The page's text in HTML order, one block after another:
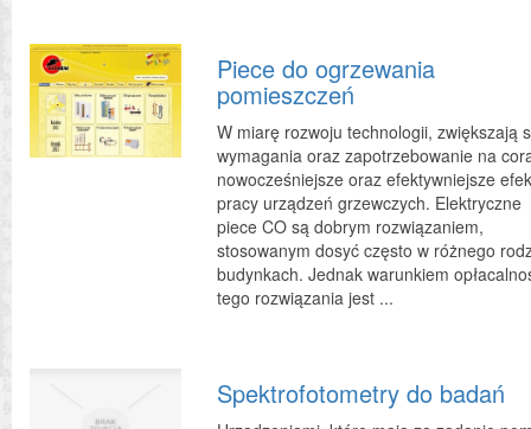
Piece do ogrzewania
pomieszczeń
W miarę rozwoju technologii, zwiększają
wymagania oraz zapotrzebowanie na
nowocześniejsze oraz efektywniejsze
pracy urządzeń grzewczych. Elektryczne
piece CO są dobrym rozwiązaniem,
stosowanym dosyć często w różnego
budynkach. Jednak warunkiem
tego rozwiązania jest ...
Spektrofotometry do badań